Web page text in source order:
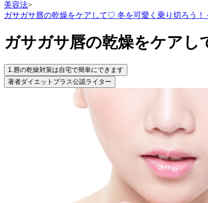
美容法>
ガサガサ唇の乾燥をケアして♡ 冬を可愛く乗り切ろう！
ガサガサ唇の乾燥をケア
1.唇の乾燥対策は自宅で簡単にできます
著者ダイエットプラス公認ライター